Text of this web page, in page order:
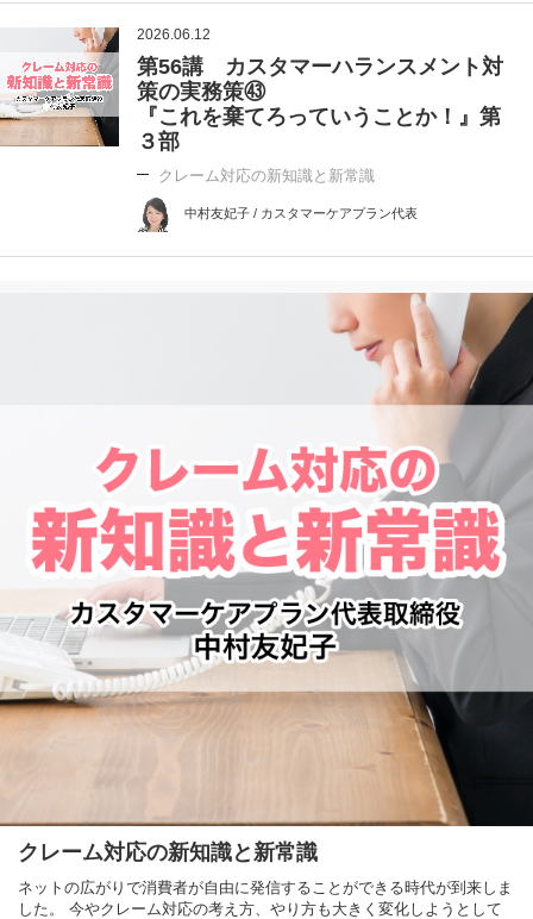
2026.06.12
第56講 カスタマーハランスメント対
策の実務策㊸
『これを棄てろっていうことか！』第
３部
クレーム対応の新知識と新常識
中村友妃子 / カスタマーケアプラン代表
クレーム対応の新知識と新常識
ネットの広がりで消費者が自由に発信することができる時代が到来しま
した。 今やクレーム対応の考え方、やり方も大きく変化しようとして